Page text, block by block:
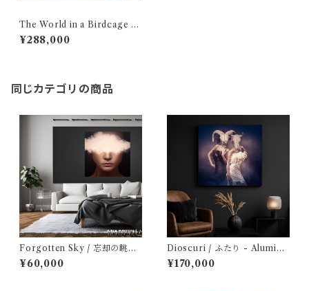
The World in a Birdcage /
啓示 - Aluminum Dibond
¥288,000
同じカテゴリの商品
Forgotten Sky / 忘却の眺め
- Aluminum Dibond: Optimi
zed Edition
¥60,000
Dioscuri / ふたり - Aluminu
m Dibond
¥170,000